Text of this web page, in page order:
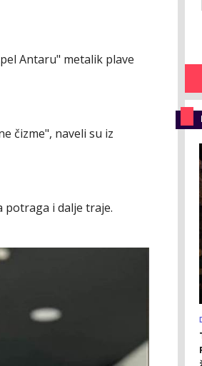
Antaru" metalik plave
čizme", naveli su iz
potraga i dalje traje.